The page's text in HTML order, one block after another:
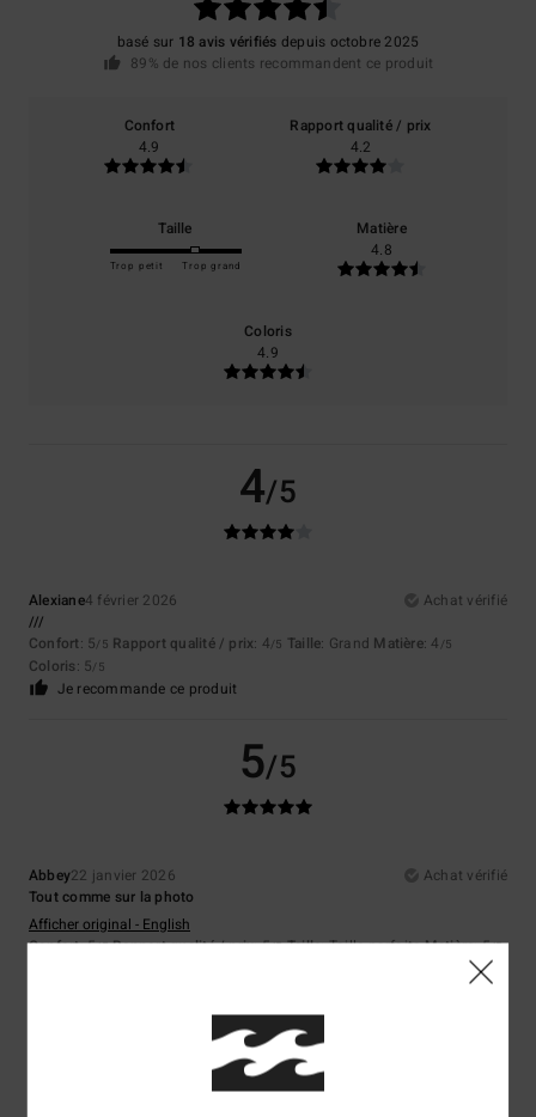
basé sur 18 avis vérifiés depuis octobre 2025
89% de nos clients recommandent ce produit
Confort
4.9
Rapport qualité / prix
4.2
Taille
Trop petit Trop grand
Matière
4.8
Coloris
4.9
4/5
Alexiane4 février 2026
Achat vérifié
///
Confort: 5/5 Rapport qualité / prix: 4/5 Taille: Grand Matière: 4 /5
Coloris: 5/5
Je recommande ce produit
5/5
Abbey22 janvier 2026
Achat vérifié
Tout comme sur la photo
Afficher original - English
Confort: 5/5 Rapport qualité / prix: 5/5 Taille: Taille parfaiteMatière: 5/5
5/5